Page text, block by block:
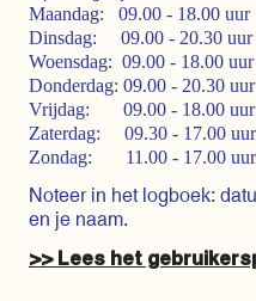
Maandag: 09.00 - 18.00 uur
Dinsdag: 09.00 - 20.30 uur
Woensdag: 09.00 - 18.00 uur
Donderdag: 09.00 - 20.30
Vrijdag: 09.00 - 18.00 uur
Zaterdag: 09.30 - 17.00 uur
Zondag: 11.00 - 17.00 uur
Noteer in het logboek:
en je naam.
>> Lees het